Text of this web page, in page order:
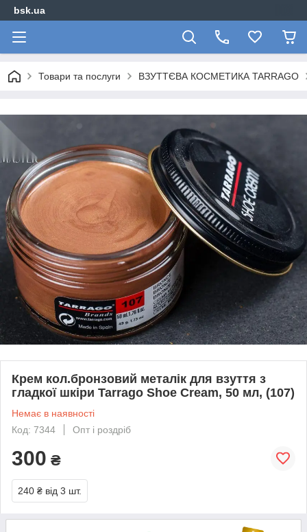
bsk.ua
Товари та послуги ВЗУТТЄВА КОСМЕТИКА TARRAGO
Крем кол.бронзовий металік для взуття з
гладкої шкіри Tarrago Shoe Cream, 50 мл, (107)
Немає в наявності
Код: 7344
Опт і роздріб
300 ₴
240 ₴ від 3 шт.